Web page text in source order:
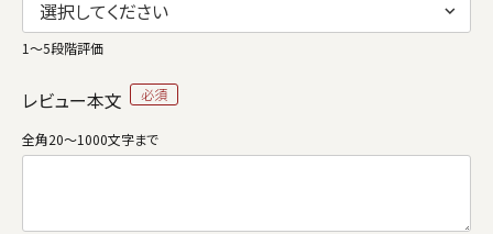
1～5段階評価
レビュー本文
全角20～1000文字まで